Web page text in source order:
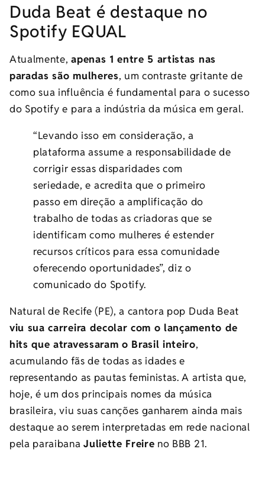
Duda Beat é destaque no
Spotify EQUAL
Atualmente,apenas 1 entre 5 artistas nas
paradas são mulheres, um contraste gritante de
como sua influência é fundamental para o sucesso
do Spotify e para a indústria da música em geral.
“Levando isso em consideração, a
plataforma assume a responsabilidade de
corrigir essas disparidades com
seriedade, e acredita que o primeiro
passo em direção a amplificação do
trabalho de todas as criadoras que se
identificam como mulheres é estender
recursos críticos para essa comunidade
oferecendo oportunidades”, diz o
comunicado do Spotify.
Natural de Recife (PE), a cantora pop Duda Beat
viu sua carreira decolar com o lançamento de
hits que atravessaram o Brasil inteiro,
acumulando fãs de todas as idades e
representando as pautas feministas. A artista que,
hoje, é um dos principais nomes da música
brasileira, viu suas canções ganharem ainda mais
destaque ao serem interpretadas em rede nacional
pela paraibanaJuliette Freire no BBB 21.